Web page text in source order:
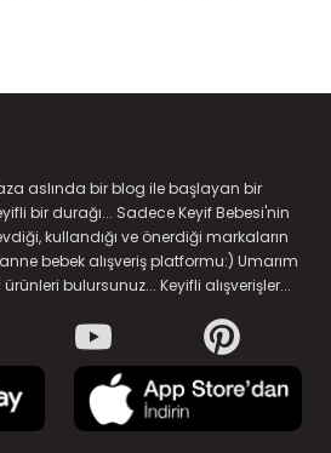
aslında bir blog ile başlayan bir
bir durağı... Sadece Keyif Bebesi'nin
kullandığı ve önerdiği markaların
bebek alışveriş platformu:) Umarım
bulursunuz... Keyifli alışverişler...